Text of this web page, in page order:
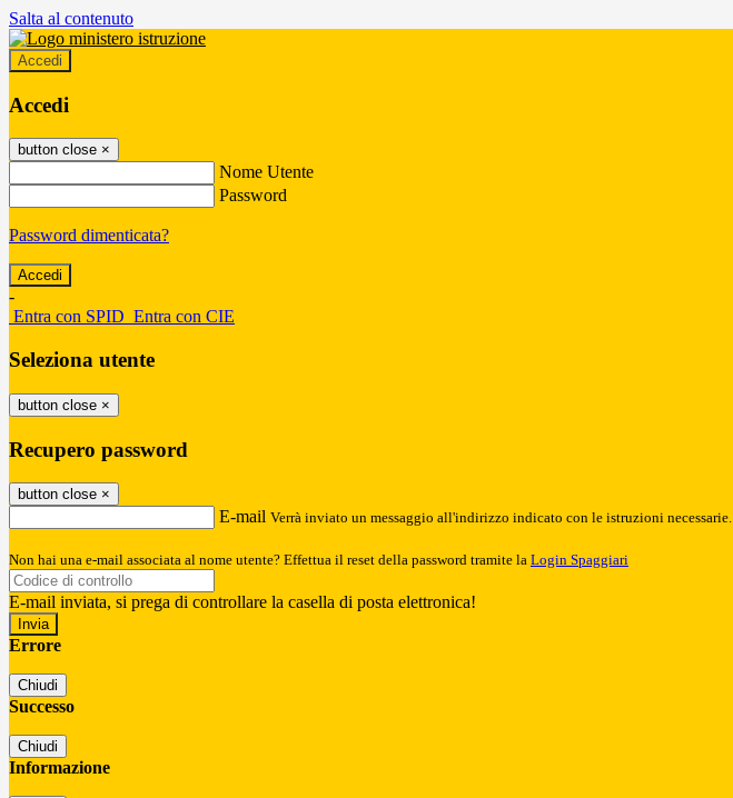
Salta al contenuto
Accedi
Accedi
button close ×
Nome Utente
Password
Password dimenticata?
-
Entra con SPID Entra con CIE
Seleziona utente
button close ×
Recupero password
button close ×
E-mail Verrà inviato un messaggio all'indirizzo indicato con le istruzioni necessarie.
Non hai una e-mail associata al nome utente? Effettua il reset della password tramite la Login Spaggiari
E-mail inviata, si prega di controllare la casella di posta elettronica!
Errore
Chiudi
Successo
Chiudi
Informazione